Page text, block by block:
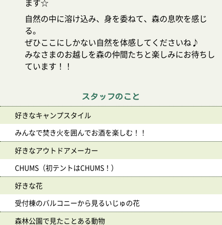
自然の中に溶け込み、身を委ねて、森の息吹を感じ
る。
ぜひここにしかない自然を体感してくださいね♪
みなさまのお越しを森の仲間たちと楽しみにお待ちし
ています！！
スタッフのこと
好きなキャンプスタイル
みんなで焚き火を囲んでお酒を楽しむ！！
好きなアウトドアメーカー
CHUMS（初テントはCHUMS！）
好きな花
受付棟のバルコニーから見るいじゅの花
森林公園で見たことある動物